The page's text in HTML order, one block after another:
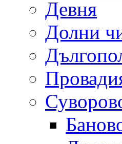
Девня
Долни